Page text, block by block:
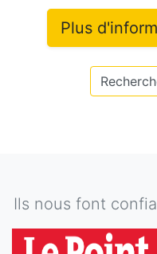
Plus
Ils nous font